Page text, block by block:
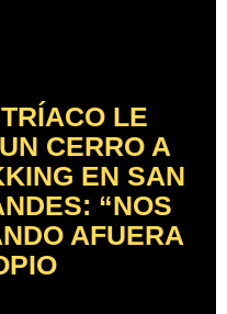
LE
CERRO A
EN SAN
“NOS
AFUERA